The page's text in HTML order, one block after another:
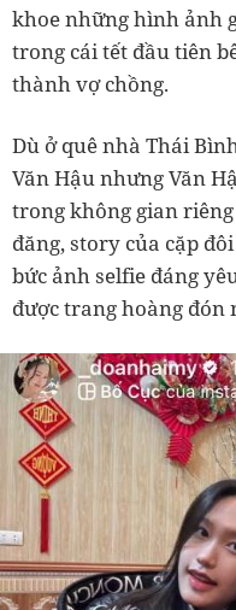
khoe những hình ảnh
trong cái tết đầu tiên
thành vợ chồng.
Dù ở quê nhà Thái
Văn Hậu nhưng Văn
trong không gian
đăng, story của cặp
bức ảnh selfie đáng
được trang hoàng đón